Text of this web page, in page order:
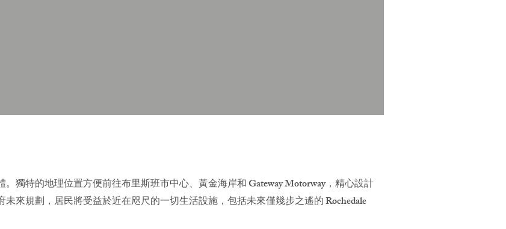
獨特的地理位置方便前往布里斯班市中心、黃金海岸和 Gateway Motorway，精心設計
來規劃，居民將受益於近在咫尺的一切生活設施，包括未來僅幾步之遙的 Rochedale